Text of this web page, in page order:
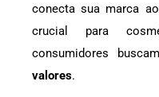
conecta sua marca
crucial para
consumidores
valores.